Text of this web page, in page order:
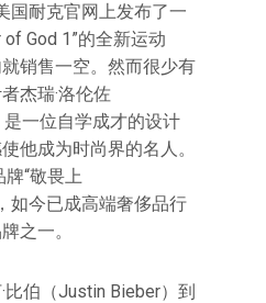
国耐克官网上发布了一
God 1”的全新运动
销售一空。然而很少有
杰瑞·洛伦佐
是一位自学成才的设计
他成为时尚界的名人。
“敬畏上
如今已成高端奢侈品行
之一。
比伯（Justin Bieber）到